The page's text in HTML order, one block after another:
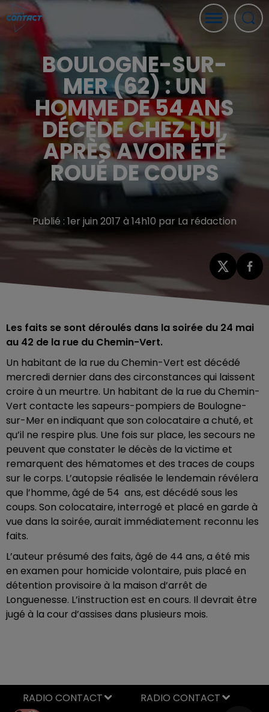
BOULOGNE-SUR-
MER (62) : UN
HOMME DE 54 ANS
DÉCÈDE CHEZ LUI,
APRÈS AVOIR ÉTÉ
ROUÉ DE COUPS
Publié : 1er juin 2017 à 14h10 par La rédaction
Les faits se sont déroulés dans la soirée du 24 mai
au 42 de la rue du Chemin-Vert.
Un habitant de la rue du Chemin-Vert est décédé
mercredi dernier dans des circonstances qui laissent
croire à un meurtre. Un habitant de la rue du Chemin-
Vert contacte les sapeurs-pompiers de Boulogne-
sur-Mer en indiquant que son colocataire a chuté, et
qu’il ne respire plus. Une fois sur place, les secours ne
peuvent que constater le décès de la victime et
remarquent des hématomes et des traces de coups
sur le corps. L’autopsie réalisée le lendemain révélera
que l’homme, âgé de 54 ans, est décédé sous les
coups. Son colocataire, interrogé et placé en garde à
vue dans la soirée, aurait immédiatement reconnu les
faits.
L’auteur présumé des faits, âgé de 44 ans, a été mis
en examen pour homicide volontaire, puis placé en
détention provisoire à la maison d’arrêt de
Longuenesse. L’instruction est en cours. Il devrait être
jugé à la cour d’assises dans plusieurs mois.
RADIO CONTACT